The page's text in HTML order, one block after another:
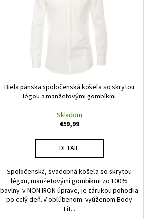
Biela pánska spoločenská košeľa so skrytou
légou a manžetovými gombíkmi
Skladom
€59,99
DETAIL
Spoločenská, svadobná košeľa so skrytou
légou, manžetovými gombíkmi zo 100%
bavlny v NON IRON úprave, je zárukou pohodlia
po celý deň. V obľúbenom vyúženom Body
Fit...